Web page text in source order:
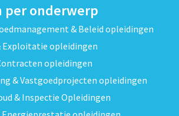
per onderwerp
& Beleid opleidingen
Exploitatie opleidingen
opleidingen
& Vastgoedprojecten opleidingen
& Inspectie Opleidingen